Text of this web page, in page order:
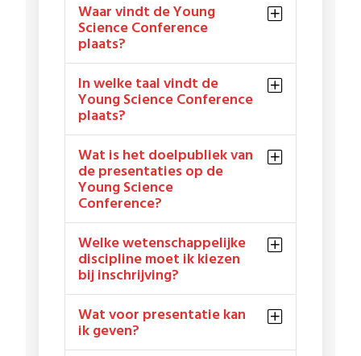
Waar vindt de Young
Science Conference
plaats?
In welke taal vindt de
Young Science Conference
plaats?
Wat is het doelpubliek van
de presentaties op de
Young Science
Conference?
Welke wetenschappelijke
discipline moet ik kiezen
bij inschrijving?
Wat voor presentatie kan
ik geven?